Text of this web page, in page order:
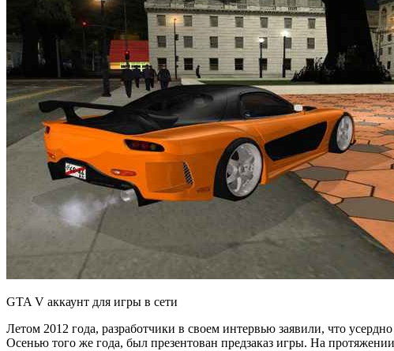
GTA V аккаунт для игры в сети
Летом 2012 года, разработчики в своем интервью заявили, что
Осенью того же года, был презентован предзаказ игры. На